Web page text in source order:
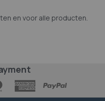
en voor alle producten.